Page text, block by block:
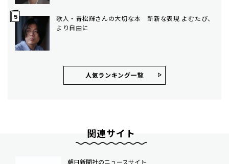
歌人・青松輝さんの大切な本 斬新な表現 よむたび、
より自由に
人気ランキング⼀覧
関連サイト
朝日新聞社のニュースサイト